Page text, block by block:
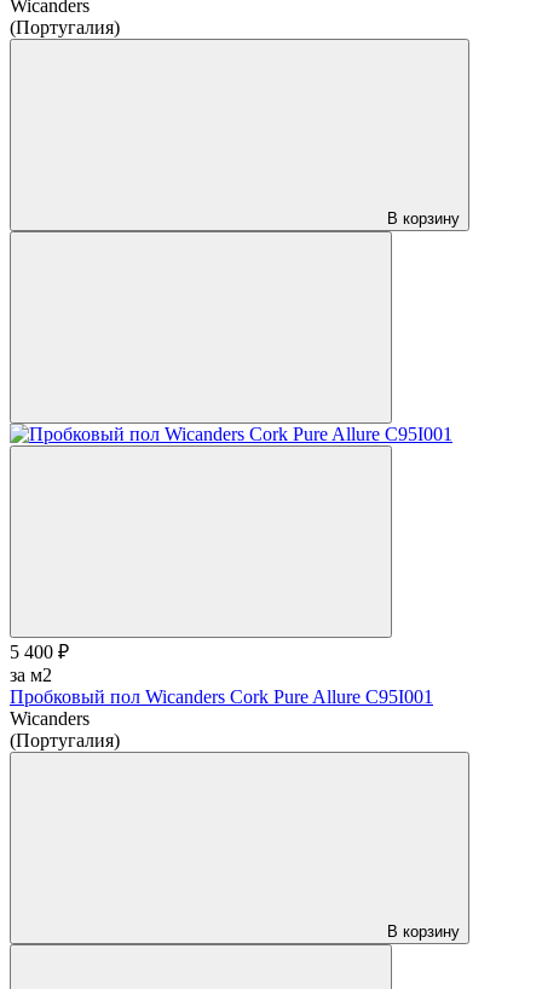
Wicanders
(Португалия)
В корзину
5 400 ₽
за м2
Пробковый пол Wicanders Cork Pure Allure C95I001
Wicanders
(Португалия)
В корзину